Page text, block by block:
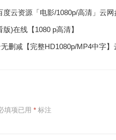
度云资源「电影/1080p/高清」云网
)在线【1080 p高清】
删减【完整HD1080p/MP4中字】
填项已用 * 标注